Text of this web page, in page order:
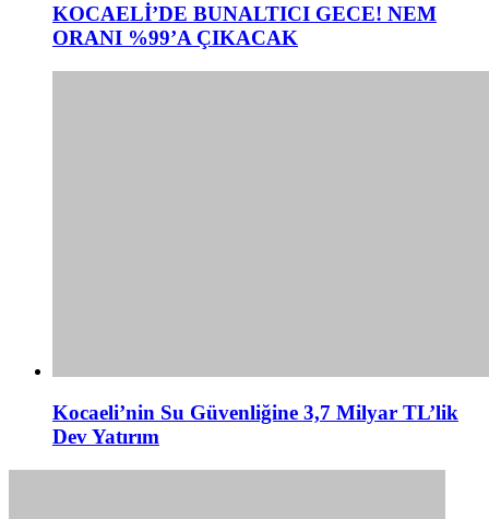
KOCAELİ’DE BUNALTICI GECE! NEM
ORANI %99’A ÇIKACAK
Kocaeli’nin Su Güvenliğine 3,7 Milyar TL’lik
Dev Yatırım